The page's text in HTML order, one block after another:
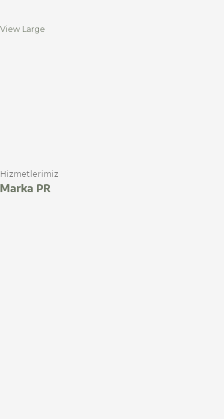
View Large
Hizmetlerimiz
Marka PR